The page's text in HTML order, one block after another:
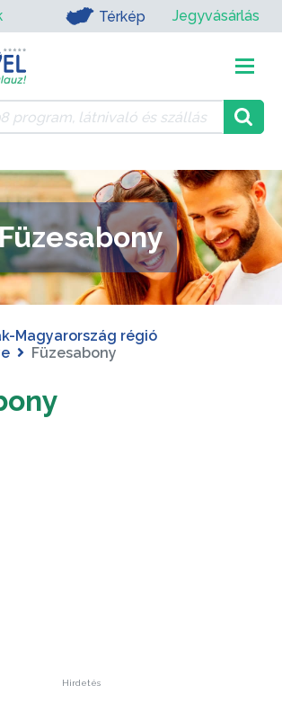
Térkép Jegyvásárlás
Magyarország régió
Füzesabony
Hirdetés